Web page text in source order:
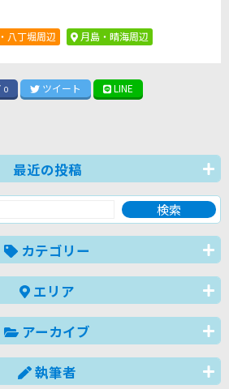
八丁堀周辺 月島・晴海周辺
0 ツイート LINE
最近の投稿
カテゴリー
エリア
アーカイブ
執筆者